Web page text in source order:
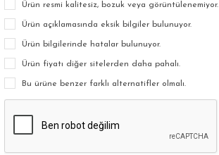
Ürün resmi kalitesiz, bozuk veya görüntülenemiyor.
Ürün açıklamasında eksik bilgiler bulunuyor.
Ürün bilgilerinde hatalar bulunuyor.
Ürün fiyatı diğer sitelerden daha pahalı.
Bu ürüne benzer farklı alternatifler olmalı.